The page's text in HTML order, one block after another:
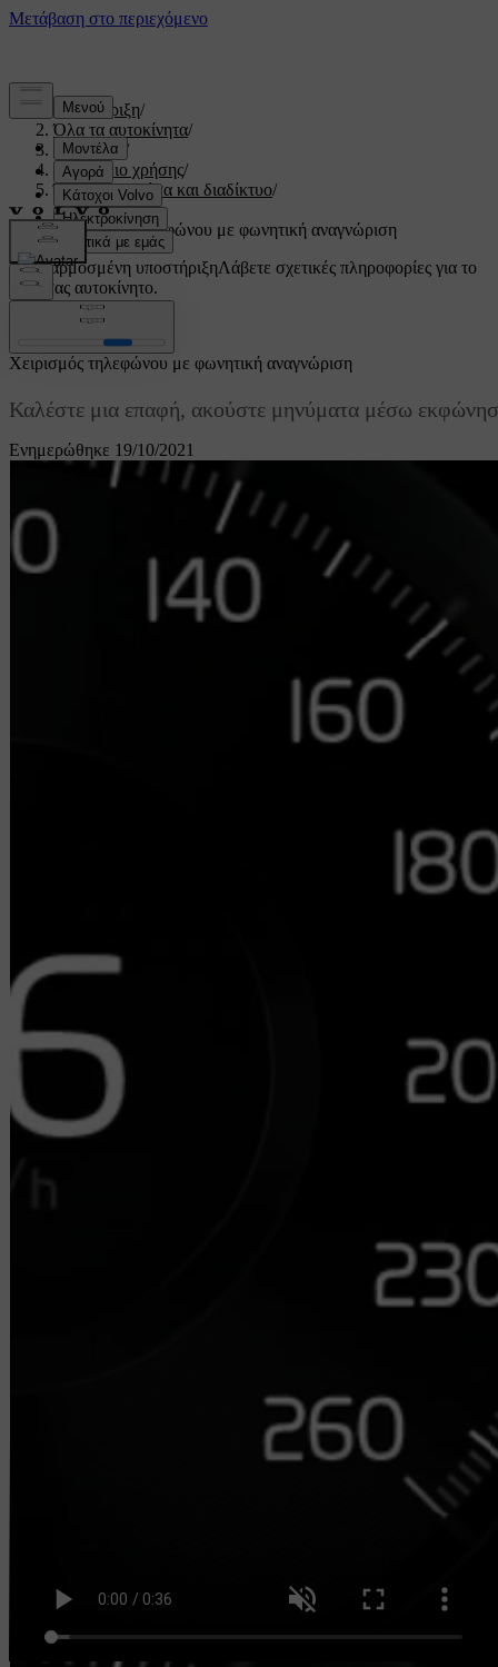
Υποστήριξη/
Όλα τα αυτοκίνητα/
V60 2022 /
Εγχειρίδιο χρήσης/
Ήχος, πολυμέσα και διαδίκτυο/
Τηλέφωνο/
Χειρισμός τηλεφώνου με φωνητική αναγνώριση
Προσαρμοσμένη υποστήριξηΛάβετε σχετικές πληροφορίες για το
δικό σας αυτοκίνητο.
Ενημερώθηκε 19/10/2021
Χειρισμός τηλεφώνου με φωνητική αναγνώριση
Καλέστε μια επαφή, ακούστε μηνύματα μέσω